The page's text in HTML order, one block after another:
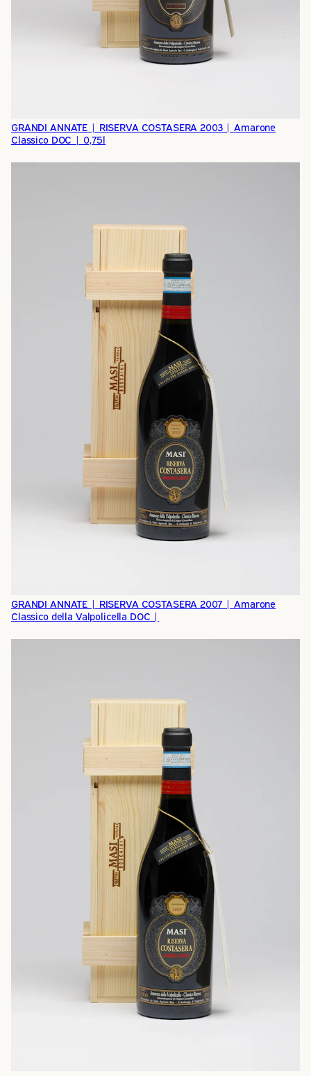
GRANDI ANNATE | RISERVA COSTASERA 2003 | Amarone
Classico DOC | 0,75l
GRANDI ANNATE | RISERVA COSTASERA 2007 | Amarone
Classico della Valpolicella DOC |